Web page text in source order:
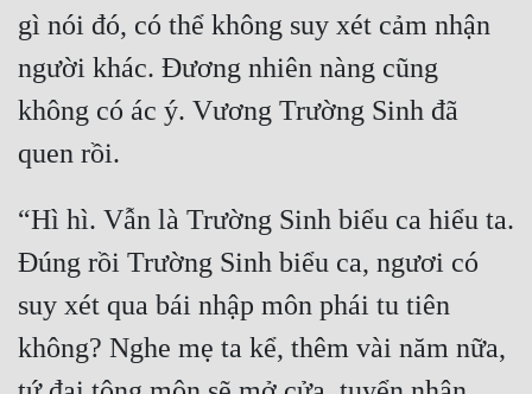
gì nói đó, có thể không suy xét cảm nhận
người khác. Đương nhiên nàng cũng
không có ác ý. Vương Trường Sinh đã
“Hì hì. Vẫn là Trường Sinh biểu ca hiểu ta.
Đúng rồi Trường Sinh biểu ca, ngươi có
suy xét qua bái nhập môn phái tu tiên
không? Nghe mẹ ta kể, thêm vài năm nữa,